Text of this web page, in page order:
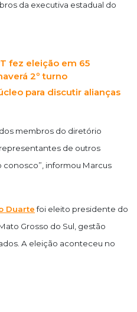
da executiva estadual do
fez eleição em 65
2º turno
para discutir alianças
membros do diretório
de outros
informou Marcus
Duartefoi eleito presidente do
Grosso do Sul, gestão
A eleição aconteceu no